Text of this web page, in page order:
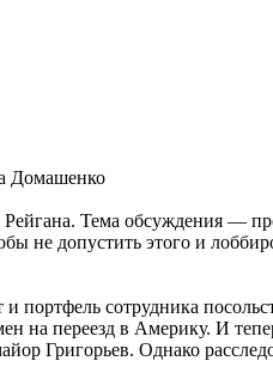
Домашенко
Тема обсуждения —
не допустить этого и
портфель сотрудника
на переезд в Америку. И
Григорьев. Однако